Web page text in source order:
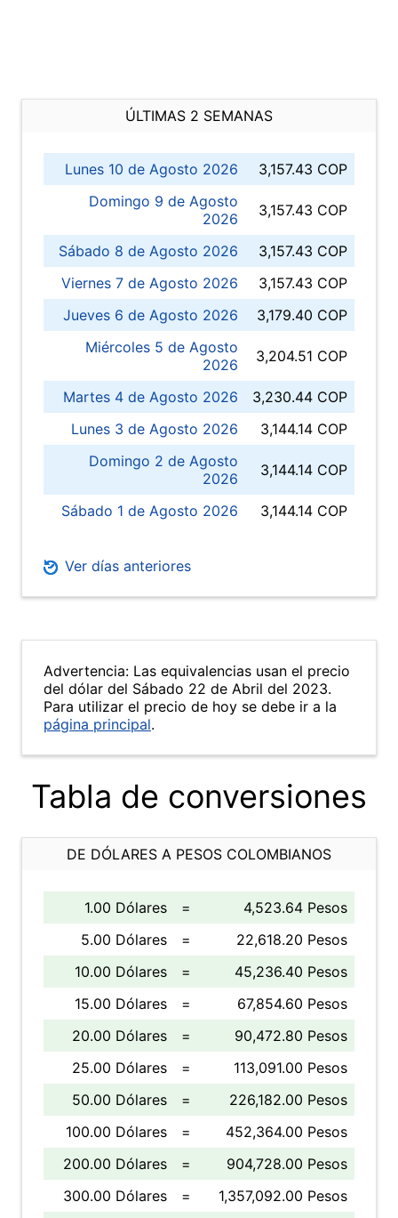
ÚLTIMAS 2 SEMANAS
Lunes 10 de Agosto 2026
3,157.43 COP
Domingo 9 de Agosto
2026
3,157.43 COP
Sábado 8 de Agosto 2026
3,157.43 COP
Viernes 7 de Agosto 2026
3,157.43 COP
Jueves 6 de Agosto 2026
3,179.40 COP
Miércoles 5 de Agosto
2026
3,204.51 COP
Martes 4 de Agosto 2026
3,230.44 COP
Lunes 3 de Agosto 2026
3,144.14 COP
Domingo 2 de Agosto
2026
3,144.14 COP
Sábado 1 de Agosto 2026 3,144.14 COP
Ver días anteriores
Advertencia: Las equivalencias usan el precio
del dólar del Sábado 22 de Abril del 2023.
Para utilizar el precio de hoy se debe ir a la
página principal.
Tabla de conversiones
DE DÓLARES A PESOS COLOMBIANOS
1.00 Dólares =
4,523.64 Pesos
5.00 Dólares
=
22,618.20 Pesos
10.00 Dólares
=
45,236.40 Pesos
15.00 Dólares
=
67,854.60 Pesos
20.00 Dólares
=
90,472.80 Pesos
25.00 Dólares
=
113,091.00 Pesos
50.00 Dólares
=
226,182.00 Pesos
100.00 Dólares
=
452,364.00 Pesos
200.00 Dólares
=
904,728.00 Pesos
300.00 Dólares
=
1,357,092.00 Pesos